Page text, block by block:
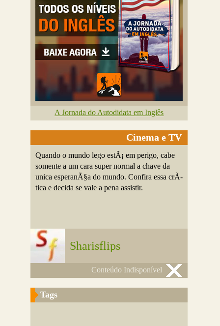
A Jornada do Autodidata em Inglês
Cinema e TV
Quando o mundo lego estÃ¡ em perigo, cabe
somente a um cara super normal a chave da
unica esperanÃ§a do mundo. Confira essa crÃ­
tica e decida se vale a pena assistir.
Sharisflips
Conteúdo Indisponível
Tags